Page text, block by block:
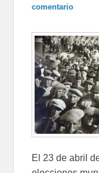
comentario
El 23 de abril